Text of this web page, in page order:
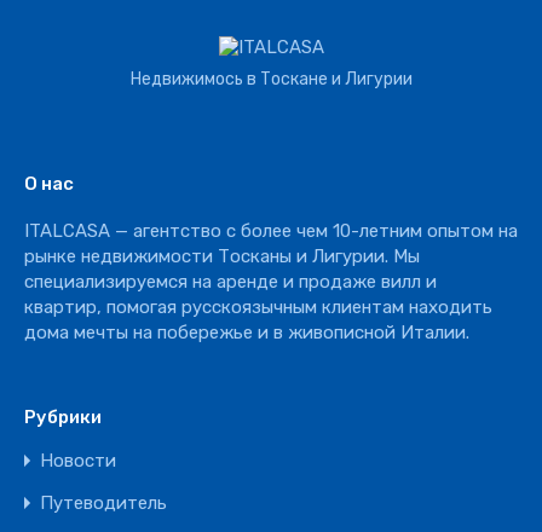
Ресторан
Недвижимось в Тоскане и Лигурии
О нас
ITALCASA — агентство с более чем 10-летним опытом на
рынке недвижимости Тосканы и Лигурии. Мы
специализируемся на аренде и продаже вилл и
квартир, помогая русскоязычным клиентам находить
дома мечты на побережье и в живописной Италии.
Рубрики
Новости
Путеводитель